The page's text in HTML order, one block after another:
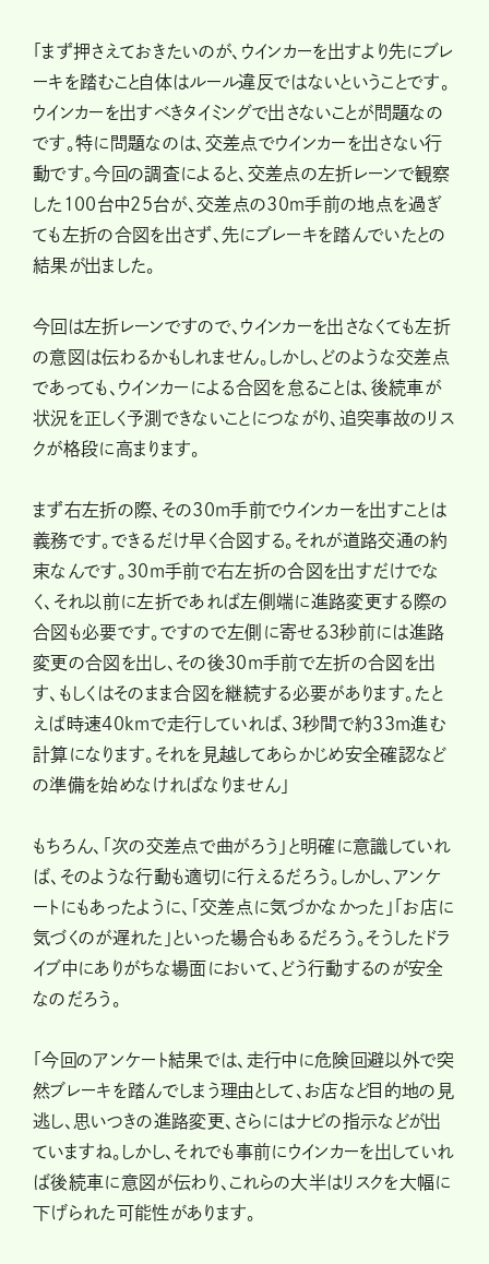
「まず押さえておきたいのが、ウインカーを出すより先にブレ
ーキを踏むこと自体はルール違反ではないということです。
ウインカーを出すべきタイミングで出さないことが問題なの
です。特に問題なのは、交差点でウインカーを出さない行
動です。今回の調査によると、交差点の左折レーンで観察
した100台中25台が、交差点の30ｍ手前の地点を過ぎ
ても左折の合図を出さず、先にブレーキを踏んでいたとの
結果が出ました。
今回は左折レーンですので、ウインカーを出さなくても左折
の意図は伝わるかもしれません。しかし、どのような交差点
であっても、ウインカーによる合図を怠ることは、後続車が
状況を正しく予測できないことにつながり、追突事故のリス
クが格段に高まります。
まず右左折の際、その30m手前でウインカーを出すことは
義務です。できるだけ早く合図する。それが道路交通の約
束なんです。30m手前で右左折の合図を出すだけでな
く、それ以前に左折であれば左側端に進路変更する際の
合図も必要です。ですので左側に寄せる3秒前には進路
変更の合図を出し、その後30m手前で左折の合図を出
す、もしくはそのまま合図を継続する必要があります。たと
えば時速40kmで走行していれば、3秒間で約33m進む
計算になります。それを見越してあらかじめ安全確認など
の準備を始めなければなりません」
もちろん、「次の交差点で曲がろう」と明確に意識していれ
ば、そのような行動も適切に行えるだろう。しかし、アンケ
ートにもあったように、「交差点に気づかなかった」「お店に
気づくのが遅れた」といった場合もあるだろう。そうしたドラ
イブ中にありがちな場面において、どう行動するのが安全
なのだろう。
「今回のアンケート結果では、走行中に危険回避以外で突
然ブレーキを踏んでしまう理由として、お店など目的地の見
逃し、思いつきの進路変更、さらにはナビの指示などが出
ていますね。しかし、それでも事前にウインカーを出していれ
ば後続車に意図が伝わり、これらの大半はリスクを大幅に
下げられた可能性があります。